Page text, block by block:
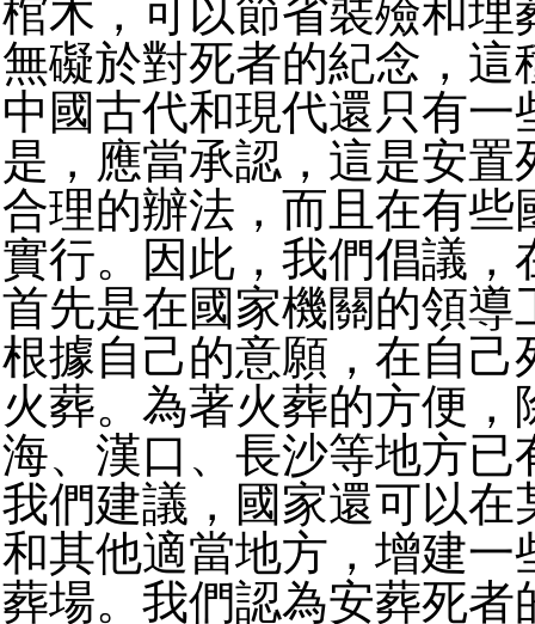
棺木，可以節省裝殮和埋
無礙於對死者的紀念，這
中國古代和現代還只有一
是，應當承認，這是安置
合理的辦法，而且在有些
實行。因此，我們倡議，
首先是在國家機關的領導
根據自己的意願，在自己
火葬。為著火葬的方便，
海、漢口、長沙等地方已
我們建議，國家還可以在
和其他適當地方，增建一
葬場。我們認為安葬死者